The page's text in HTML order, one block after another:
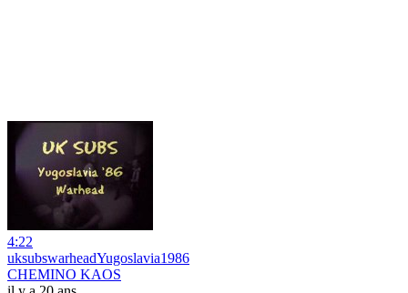
4:22
uksubswarheadYugoslavia1986
CHEMINO KAOS